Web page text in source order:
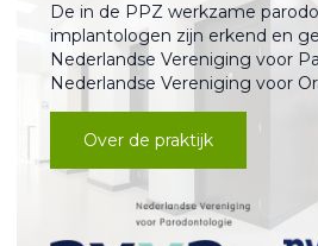
De in de PPZ werkzame
implantologen zijn erkend en
Nederlandse Vereniging voor
Nederlandse Vereniging voor
Over de praktijk